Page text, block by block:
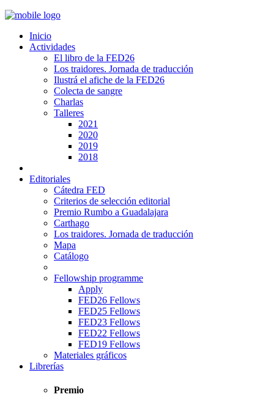
Inicio
Actividades
El libro de la FED26
Los traidores. Jornada de traducción
Ilustrá el afiche de la FED26
Colecta de sangre
Charlas
Talleres
2021
2020
2019
2018
Editoriales
Cátedra FED
Criterios de selección editorial
Premio Rumbo a Guadalajara
Carthago
Los traidores. Jornada de traducción
Mapa
Catálogo
Fellowship programme
Apply
FED26 Fellows
FED25 Fellows
FED23 Fellows
FED22 Fellows
FED19 Fellows
Materiales gráficos
Librerías
Premio